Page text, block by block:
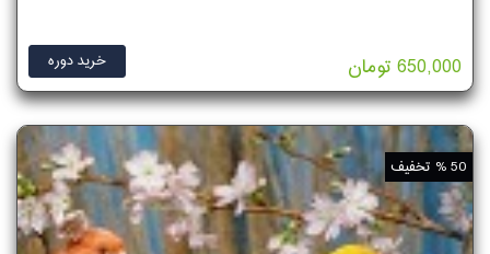
خرید دوره 650,000 تومان
50 % تخفیف